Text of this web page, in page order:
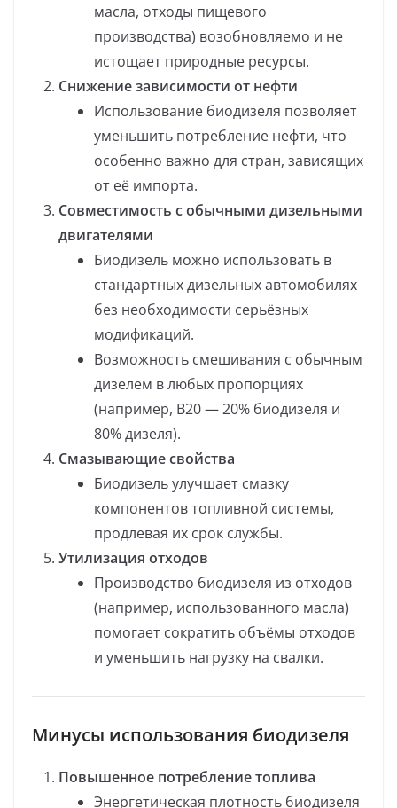
масла, отходы пищевого
производства) возобновляемо и не
истощает природные ресурсы.
Снижение зависимости от нефти
Использование биодизеля позволяет
уменьшить потребление нефти, что
особенно важно для стран, зависящих
от её импорта.
Совместимость с обычными дизельными
двигателями
Биодизель можно использовать в
стандартных дизельных автомобилях
без необходимости серьёзных
модификаций.
Возможность смешивания с обычным
дизелем в любых пропорциях
(например, B20 — 20% биодизеля и
80% дизеля).
Смазывающие свойства
Биодизель улучшает смазку
компонентов топливной системы,
продлевая их срок службы.
Утилизация отходов
Производство биодизеля из отходов
(например, использованного масла)
помогает сократить объёмы отходов
и уменьшить нагрузку на свалки.
Минусы использования биодизеля
Повышенное потребление топлива
Энергетическая плотность биодизеля